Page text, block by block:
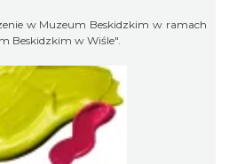
w Muzeum Beskidzkim w ramach
Beskidzkim w Wiśle".